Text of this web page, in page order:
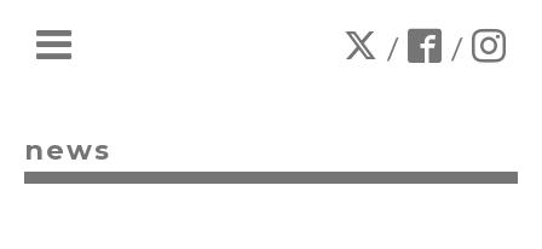
/ /
news